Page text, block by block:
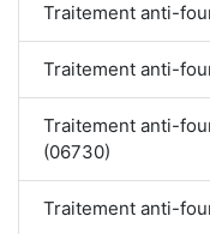
Traitement anti-
Traitement anti-
Traitement anti-
(06730)
Traitement anti-